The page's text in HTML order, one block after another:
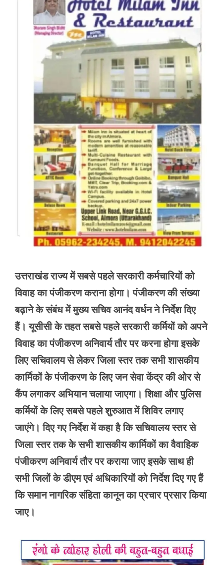
उत्तराखंड राज्य में सबसे पहले सरकारी कर्मचारियों को
विवाह का पंजीकरण कराना होगा। पंजीकरण की संख्या
बढ़ाने के संबंध में मुख्य सचिव आनंद वर्धन ने निर्देश दिए
हैं। यूसीसी के तहत सबसे पहले सरकारी कर्मियों को अपने
विवाह का पंजीकरण अनिवार्य तौर पर करना होगा इसके
लिए सचिवालय से लेकर जिला स्तर तक सभी शासकीय
कार्मिकों के पंजीकरण के लिए जन सेवा केंद्र की ओर से
कैंप लगाकर अभियान चलाया जाएगा। शिक्षा और पुलिस
कर्मियों के लिए सबसे पहले शुरुआत में शिविर लगाए
जाएंगे। दिए गए निर्देश में कहा है कि सचिवालय स्तर से
जिला स्तर तक के सभी शासकीय कार्मिकों का वैवाहिक
पंजीकरण अनिवार्य तौर पर कराया जाए इसके साथ ही
सभी जिलों के डीएम एवं अधिकारियों को निर्देश दिए गए हैं
कि समान नागरिक संहिता कानून का प्रचार प्रसार किया
जाए।